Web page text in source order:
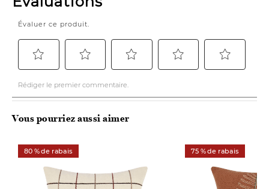
Vous pourriez aussi aimer
80 % de rabais 75 % de rabais